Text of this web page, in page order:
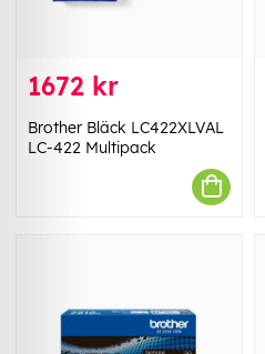
1672 kr
Brother Bläck LC422XLVAL
LC-422 Multipack